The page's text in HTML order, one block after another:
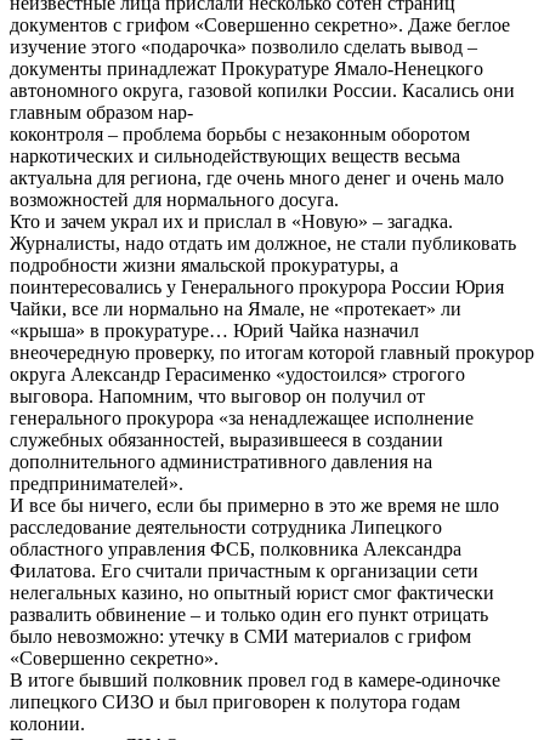
документов с грифом «Совершенно секретно». Даже беглое
изучение этого «подарочка» позволило сделать вывод –
документы принадлежат Прокуратуре Ямало-Ненецкого
автономного округа, газовой копилки России. Касались они
главным образом нар-
коконтроля – проблема борьбы с незаконным оборотом
наркотических и сильнодействующих веществ весьма
актуальна для региона, где очень много денег и очень мало
возможностей для нормального досуга.
Кто и зачем украл их и прислал в «Новую» – загадка.
Журналисты, надо отдать им должное, не стали публиковать
подробности жизни ямальской прокуратуры, а
поинтересовались у Генерального прокурора России Юрия
Чайки, все ли нормально на Ямале, не «протекает» ли
«крыша» в прокуратуре… Юрий Чайка назначил
внеочередную проверку, по итогам которой главный прокурор
округа Александр Герасименко «удостоился» строгого
выговора. Напомним, что выговор он получил от
генерального прокурора «за ненадлежащее исполнение
служебных обязанностей, выразившееся в создании
дополнительного административного давления на
предпринимателей».
И все бы ничего, если бы примерно в это же время не шло
расследование деятельности сотрудника Липецкого
областного управления ФСБ, полковника Александра
Филатова. Его считали причастным к организации сети
нелегальных казино, но опытный юрист смог фактически
развалить обвинение – и только один его пункт отрицать
было невозможно: утечку в СМИ материалов с грифом
«Совершенно секретно».
В итоге бывший полковник провел год в камере-одиночке
липецкого СИЗО и был приговорен к полутора годам
колонии.